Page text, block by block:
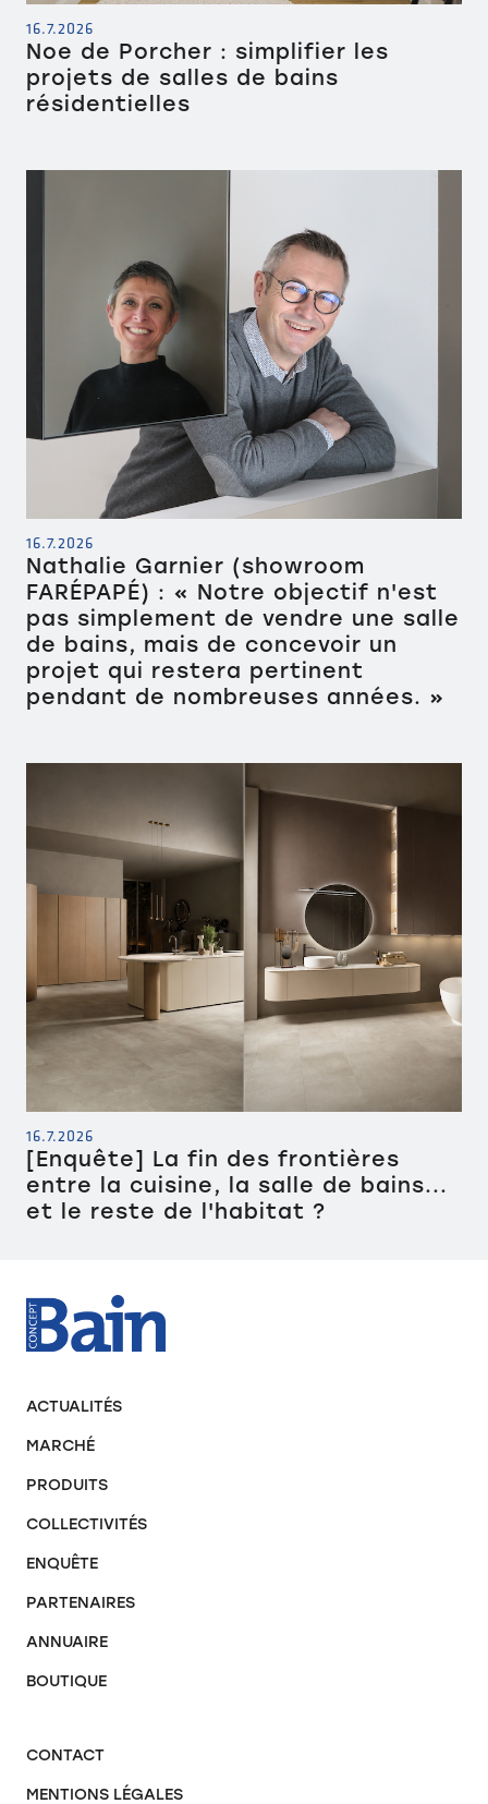
16.7.2026
Noe de Porcher : simplifier les
projets de salles de bains
résidentielles
16.7.2026
Nathalie Garnier (showroom
FARÉPAPÉ) : « Notre objectif n'est
pas simplement de vendre une salle
de bains, mais de concevoir un
projet qui restera pertinent
pendant de nombreuses années. »
16.7.2026
[Enquête] La fin des frontières
entre la cuisine, la salle de bains...
et le reste de l'habitat ?
ACTUALITÉS
MARCHÉ
PRODUITS
COLLECTIVITÉS
ENQUÊTE
PARTENAIRES
ANNUAIRE
BOUTIQUE
CONTACT
MENTIONS LÉGALES